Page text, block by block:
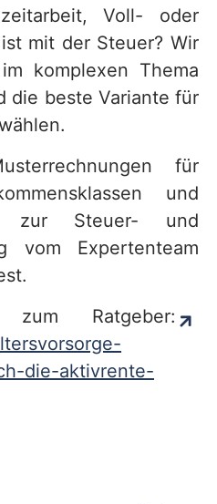
Voll- oder
mit der Steuer? Wir
komplexen Thema
die beste Variante für
für
und
zur Steuer- und
vom Expertenteam
Ratgeber:
die-aktivrente-